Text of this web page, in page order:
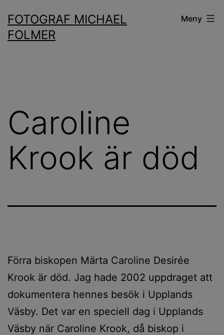
till
innehåll
FOTOGRAF MICHAEL
FOLMER
Meny
Caroline
Krook är död
Förra biskopen Märta Caroline Desirée
Krook är död. Jag hade 2002 uppdraget att
dokumentera hennes besök i Upplands
Väsby. Det var en speciell dag i Upplands
Väsby när Caroline Krook, då biskop i